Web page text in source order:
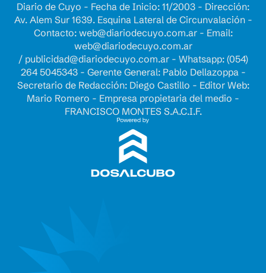
Diario de Cuyo - Fecha de Inicio: 11/2003 - Dirección:
Av. Alem Sur 1639. Esquina Lateral de Circunvalación -
Contacto: web@diariodecuyo.com.ar- Email:
web@diariodecuyo.com.ar
/ publicidad@diariodecuyo.com.ar- Whatsapp: (054)
264 5045343 - Gerente General: Pablo Dellazoppa -
Secretario de Redacción: Diego Castillo - Editor Web:
Mario Romero - Empresa propietaria del medio -
FRANCISCO MONTES S.A.C.I.F.